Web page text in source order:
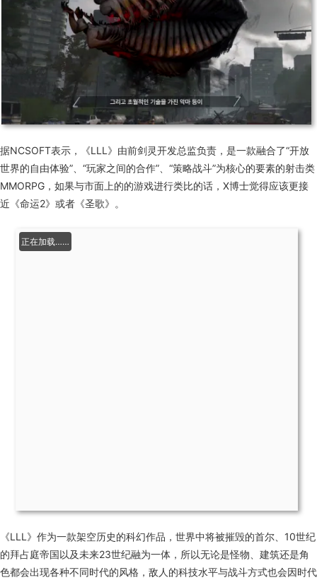
据NCSOFT表示，《LLL》由前剑灵开发总监负责，是一款融合了“开放
世界的自由体验”、“玩家之间的合作”、“策略战斗”为核心的要素的射击类
MMORPG，如果与市面上的的游戏进行类比的话，X博士觉得应该更接
近《命运2》或者《圣歌》。
正在加载……
《LLL》作为一款架空历史的科幻作品，世界中将被摧毁的首尔、10世纪
的拜占庭帝国以及未来23世纪融为一体，所以无论是怪物、建筑还是角
色都会出现各种不同时代的风格，敌人的科技水平与战斗方式也会因时代